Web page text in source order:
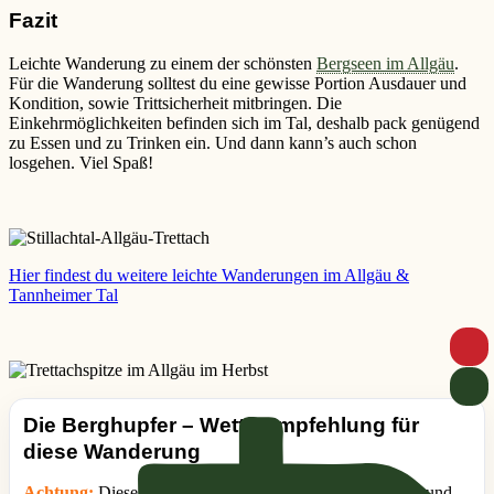
Fazit
Leichte Wanderung zu einem der schönsten Bergseen im Allgäu.
Für die Wanderung solltest du eine gewisse Portion Ausdauer und
Kondition, sowie Trittsicherheit mitbringen. Die
Einkehrmöglichkeiten befinden sich im Tal, deshalb pack genügend
zu Essen und zu Trinken ein. Und dann kann’s auch schon
losgehen. Viel Spaß!
Hierfindest du weitere leichte Wanderungen im Allgäu &
Tannheimer Tal
Die Berghupfer – Wetterempfehlung für
diese Wanderung